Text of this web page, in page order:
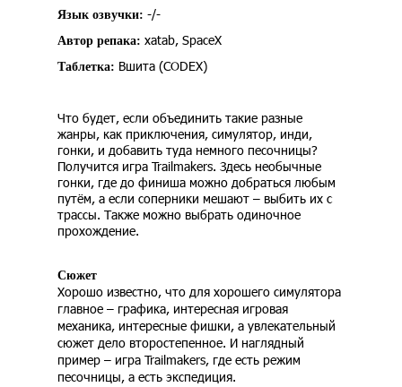
Язык озвучки: -/-
Автор репака: xatab, SpaceX
Таблетка: Вшита (CODEX)
Что будет, если объединить такие разные
жанры, как приключения, симулятор, инди,
гонки, и добавить туда немного песочницы?
Получится игра Trailmakers. Здесь необычные
гонки, где до финиша можно добраться любым
путём, а если соперники мешают – выбить их с
трассы. Также можно выбрать одиночное
прохождение.
Сюжет
Хорошо известно, что для хорошего симулятора
главное – графика, интересная игровая
механика, интересные фишки, а увлекательный
сюжет дело второстепенное. И наглядный
пример – игра Trailmakers, где есть режим
песочницы, а есть экспедиция.